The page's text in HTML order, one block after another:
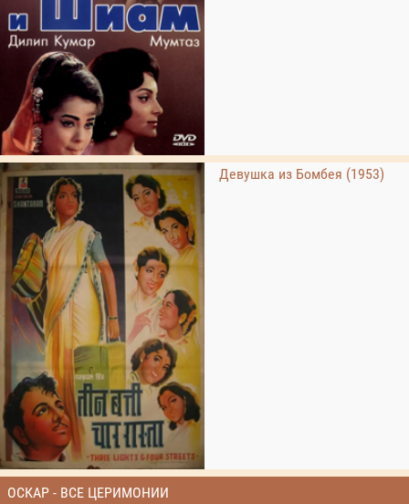
Девушка из Бомбея (1953)
ОСКАР - ВСЕ ЦЕРИМОНИИ